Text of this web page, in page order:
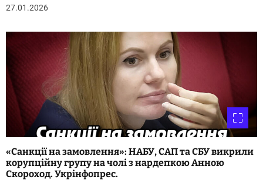
і
в
27.01.2026
«Санкції на замовлення»: НАБУ, САП та СБУ викрили
корупційну групу на чолі з нардепкою Анною
Скороход. Укрінфопрес.